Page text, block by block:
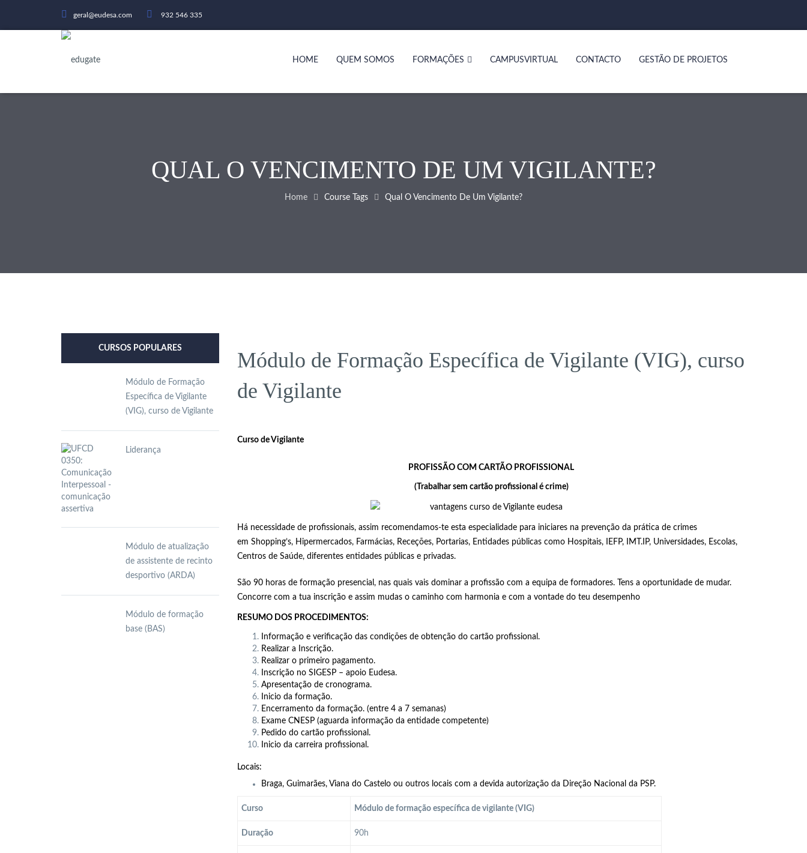
geral@eudesa.com 932 546 335
HOME QUEM SOMOS FORMAÇÕES CAMPUSVIRTUAL CONTACTO GESTÃO DE PROJETOS
QUAL O VENCIMENTO DE UM VIGILANTE?
Home Course Tags Qual O Vencimento De Um Vigilante?
Módulo de Formação Específica de Vigilante (VIG), curso
de Vigilante
Curso de Vigilante
PROFISSÃO COM CARTÃO PROFISSIONAL
(Trabalhar sem cartão profissional é crime)
Há necessidade de profissionais, assim recomendamos-te esta especialidade para iniciares na prevenção da prática de crimes
em Shopping’s, Hipermercados, Farmácias, Receções, Portarias, Entidades públicas como Hospitais, IEFP, IMT.IP, Universidades, Escolas,
Centros de Saúde, diferentes entidades públicas e privadas.
São 90 horas de formação presencial, nas quais vais dominar a profissão com a equipa de formadores. Tens a oportunidade de mudar.
Concorre com a tua inscrição e assim mudas o caminho com harmonia e com a vontade do teu desempenho
RESUMO DOS PROCEDIMENTOS:
Informação e verificação das condições de obtenção do cartão profissional.
Realizar a Inscrição.
Realizar o primeiro pagamento.
Inscrição no SIGESP – apoio Eudesa.
Apresentação de cronograma.
Inicio da formação.
Encerramento da formação. (entre 4 a 7 semanas)
Exame CNESP (aguarda informação da entidade competente)
Pedido do cartão profissional.
Inicio da carreira profissional.
Locais:
Braga, Guimarães, Viana do Castelo ou outros locais com a devida autorização da Direção Nacional da PSP.
Curso Módulo de formação específica de vigilante (VIG)
Duração 90h
CURSOS POPULARES
Módulo de Formação
Específica de Vigilante
(VIG), curso de Vigilante
Liderança
Módulo de atualização
de assistente de recinto
desportivo (ARDA)
Módulo de formação
base (BAS)